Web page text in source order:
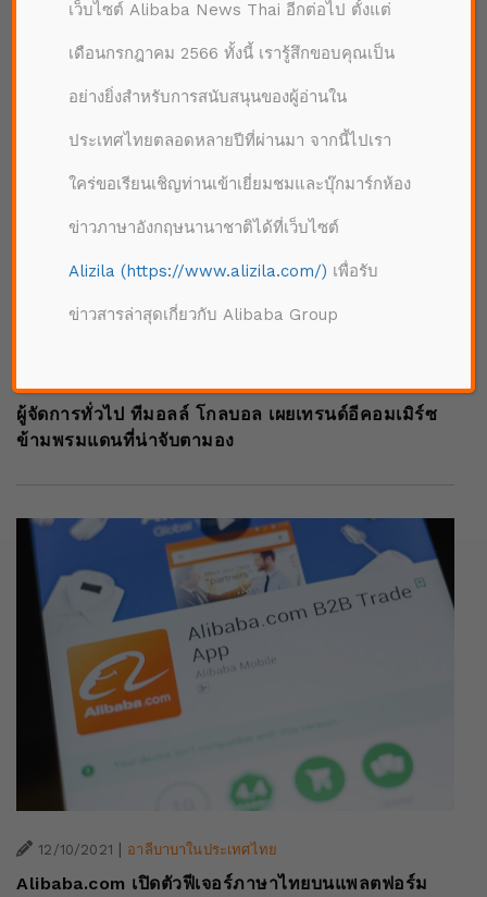
ผู้จัดการทั่วไป ทีมอลล์ โกลบอล เผยเทรนด์อีคอมเมิร์ซ
ข้ามพรมแดนที่น่าจับตามอง
12/10/2021 | อาลีบาบาในประเทศไทย
Alibaba.com เปิดตัวฟีเจอร์ภาษาไทยบนแพลตฟอร์ม
เว็บไซต์ Alibaba News Thai อีกต่อไป ตั้งแต่
เดือนกรกฎาคม 2566 ทั้งนี้ เรารู้สึกขอบคุณเป็น
อย่างยิ่งสำหรับการสนับสนุนของผู้อ่านใน
ประเทศไทยตลอดหลายปีที่ผ่านมา จากนี้ไปเรา
ใคร่ขอเรียนเชิญท่านเข้าเยี่ยมชมและบุ๊กมาร์กห้อง
ข่าวภาษาอังกฤษนานาชาติได้ที่เว็บไซต์
Alizila (https://www.alizila.com/) เพื่อรับ
ข่าวสารล่าสุดเกี่ยวกับ Alibaba Group